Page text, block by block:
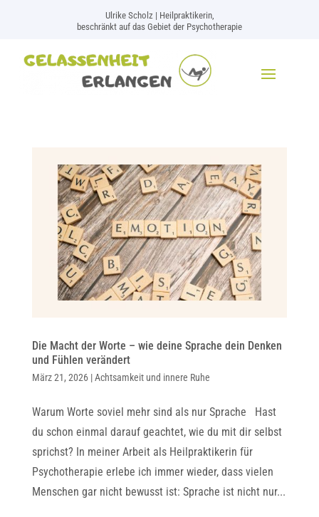
Ulrike Scholz | Heilpraktikerin,
beschränkt auf das Gebiet der Psychotherapie
Die Macht der Worte – wie deine Sprache dein Denken
und Fühlen verändert
März 21, 2026|Achtsamkeit und innere Ruhe
Warum Worte soviel mehr sind als nur Sprache Hast
du schon einmal darauf geachtet, wie du mit dir selbst
sprichst? In meiner Arbeit als Heilpraktikerin für
Psychotherapie erlebe ich immer wieder, dass vielen
Menschen gar nicht bewusst ist: Sprache ist nicht nur...